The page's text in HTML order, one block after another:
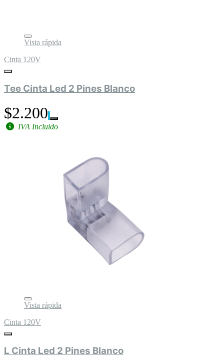
Vista rápida
Cinta 120V
Tee Cinta Led 2 Pines Blanco
$2.200
IVA Incluido
Vista rápida
Cinta 120V
L Cinta Led 2 Pines Blanco